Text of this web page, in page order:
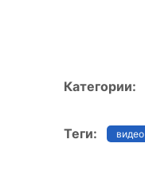
Категории:
Теги: видео